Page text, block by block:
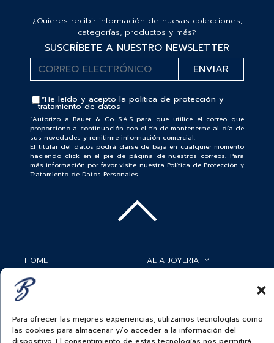
Para ofrecer las mejores experiencias, utilizamos tecnologías como
las cookies para almacenar y/o acceder a la información del
¿Quieres recibir información de nuevas colecciones,
categorías, productos y más?
SUSCRÍBETE A NUESTRO NEWSLETTER
*He leído y acepto la política de protección y
tratamiento de datos
“Autorizo a Bauer & Co S.A.S para que utilice el correo que
proporciono a continuación con el fin de mantenerme al día de
sus novedades y remitirme información comercial.
El titular del datos podrá darse de baja en cualquier momento
haciendo click en el pie de página de nuestros correos. Para
más información por favor visite nuestra Política de Protección y
Tratamiento de Datos Personales
HOME
ROLEX
RELOJERÍA
ALTA JOYERIA
BAUER NEWS
SERVICIOS